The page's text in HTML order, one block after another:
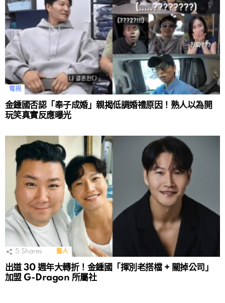
電視
金鍾國否認「奉子成婚」親揭低調婚禮原因！熟人以為開
玩笑真實反應曝光
5 Shares 藝人
出道 30 週年大轉折！金鍾國「揮別老搭檔 + 關掉公司」
加盟 G-Dragon 所屬社